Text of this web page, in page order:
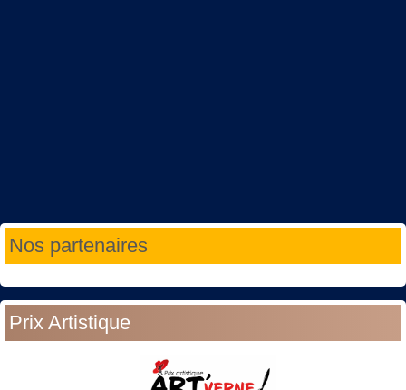
Nos partenaires
Prix Artistique
Année
précédente
Mois
précédent
Année
suivante
Mois
suivant